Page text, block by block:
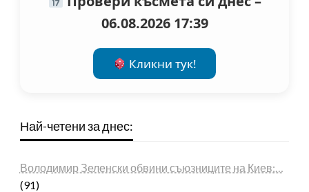
06.08.2026 17:39
Кликни тук!
Най-четени за днес:
Володимир Зеленски обвини съюзниците на Киев:…
(91)